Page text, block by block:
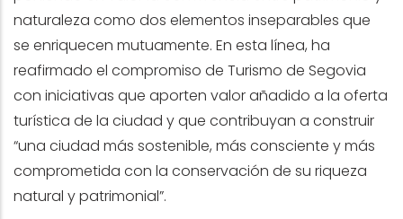
naturaleza como dos elementos inseparables que
se enriquecen mutuamente. En esta línea, ha
reafirmado el compromiso de Turismo de Segovia
con iniciativas que aporten valor añadido a la oferta
turística de la ciudad y que contribuyan a construir
“una ciudad más sostenible, más consciente y más
comprometida con la conservación de su riqueza
natural y patrimonial”.